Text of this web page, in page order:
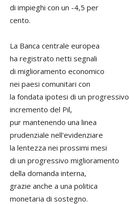
di impieghi con un -4,5 per
cento.
La Banca centrale europea
ha registrato netti segnali
di miglioramento economico
nei paesi comunitari con
la fondata ipotesi di un progressivo
incremento del Pil,
pur mantenendo una linea
prudenziale nell'evidenziare
la lentezza nei prossimi mesi
di un progressivo miglioramento
della domanda interna,
grazie anche a una politica
monetaria di sostegno.